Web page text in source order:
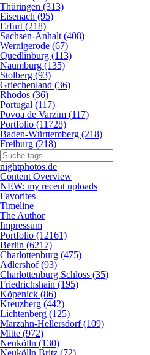
Thüringen (313)
Eisenach (95)
Erfurt (218)
Sachsen-Anhalt (408)
Wernigerode (67)
Quedlinburg (113)
Naumburg (135)
Stolberg (93)
Griechenland (36)
Rhodos (36)
Portugal (117)
Povoa de Varzim (117)
Portfolio (11728)
Baden-Württemberg (218)
Freiburg (218)
nightphotos.de
Content Overview
NEW: my recent uploads
Favorites
Timeline
The Author
Impressum
Portfolio (12161)
Berlin (6217)
Charlottenburg (475)
Adlershof (93)
Charlottenburg Schloss (35)
Friedrichshain (195)
Köpenick (86)
Kreuzberg (442)
Lichtenberg (125)
Marzahn-Hellersdorf (109)
Mitte (972)
Neukölln (130)
Neukölln Britz (72)